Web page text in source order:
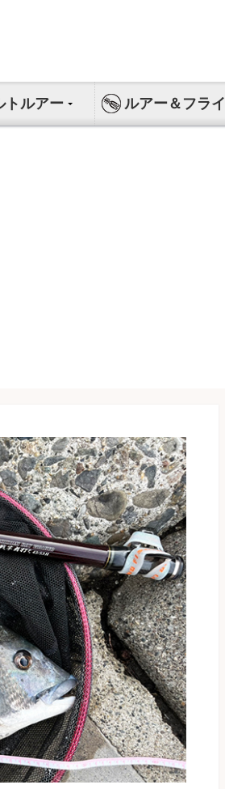
トルアー ルアー＆フライ